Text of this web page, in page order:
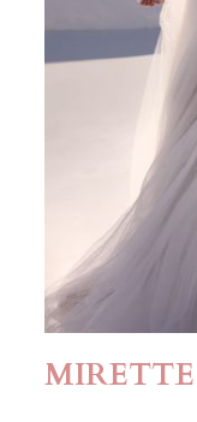
MIRETTE